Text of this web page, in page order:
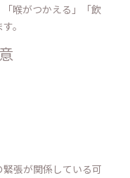
喉がつかえる」「飲
。
張が関係している可